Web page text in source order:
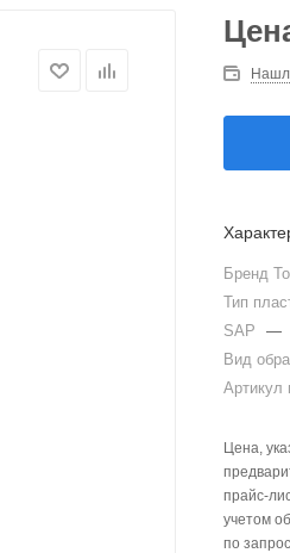
Бренд
Тип
SAP
—
Вид
Артикул
Цена,
прайс-
учетом
по